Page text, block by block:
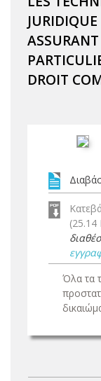
ASSURANT
DROIT
(25.14
Όλα τα